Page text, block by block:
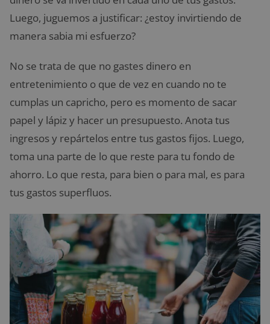
Luego, juguemos a justificar: ¿estoy invirtiendo de
manera sabia mi esfuerzo?
No se trata de que no gastes dinero en
entretenimiento o que de vez en cuando no te
cumplas un capricho, pero es momento de sacar
papel y lápiz y hacer un presupuesto. Anota tus
ingresos y repártelos entre tus gastos fijos. Luego,
toma una parte de lo que reste para tu fondo de
ahorro. Lo que resta, para bien o para mal, es para
tus gastos superfluos.